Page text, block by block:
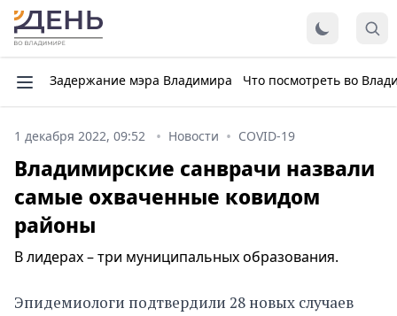
Задержание мэра Владимира Что посмотреть во
1 декабря 2022, 09:52 Новости COVID-19
Владимирские санврачи назвали
самые охваченные ковидом
районы
В лидерах – три муниципальных образования.
Эпидемиологи подтвердили 28 новых случаев